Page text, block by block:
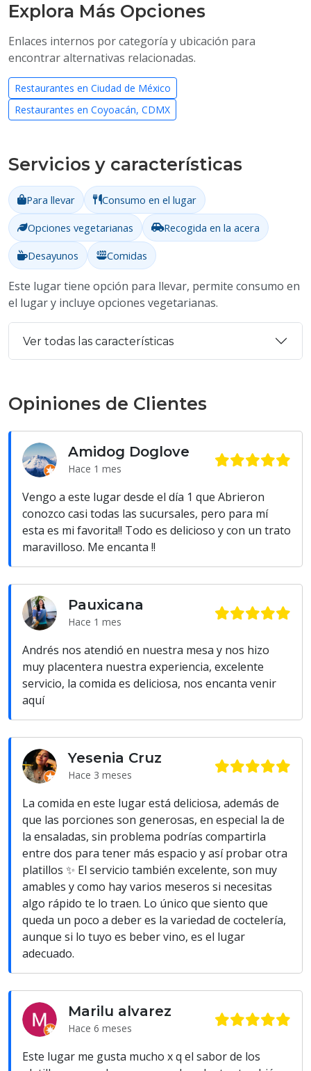
Explora Más Opciones
Enlaces internos por categoría y ubicación para
encontrar alternativas relacionadas.
Restaurantes en Ciudad de México
Restaurantes en Coyoacán, CDMX
Servicios y características
Para llevar
Consumo en el lugar
Opciones vegetarianas
Recogida en la acera
Desayunos
Comidas
Este lugar tiene opción para llevar, permite consumo en
el lugar y incluye opciones vegetarianas.
Ver todas las características
Opiniones de Clientes
Amidog Doglove
Hace 1 mes
Vengo a este lugar desde el día 1 que Abrieron
conozco casi todas las sucursales, pero para mí
esta es mi favorita!! Todo es delicioso y con un trato
maravilloso. Me encanta !!
Pauxicana
Hace 1 mes
Andrés nos atendió en nuestra mesa y nos hizo
muy placentera nuestra experiencia, excelente
servicio, la comida es deliciosa, nos encanta venir
aquí
Yesenia Cruz
Hace 3 meses
La comida en este lugar está deliciosa, además de
que las porciones son generosas, en especial la de
la ensaladas, sin problema podrías compartirla
entre dos para tener más espacio y así probar otra
platillos ✨ El servicio también excelente, son muy
amables y como hay varios meseros si necesitas
algo rápido te lo traen. Lo único que siento que
queda un poco a deber es la variedad de coctelería,
aunque si lo tuyo es beber vino, es el lugar
adecuado.
Marilu alvarez
Hace 6 meses
Este lugar me gusta mucho x q el sabor de los